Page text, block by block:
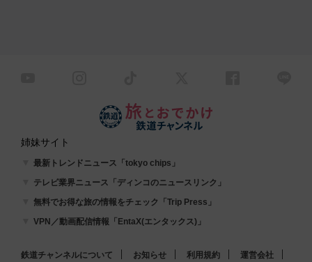
姉妹サイト
最新トレンドニュース「tokyo chips」
テレビ業界ニュース「ディンコのニュースリンク」
無料でお得な旅の情報をチェック「Trip Press」
VPN／動画配信情報「EntaX(エンタックス)」
鉄道チャンネルについて お知らせ 利用規約
運営会社